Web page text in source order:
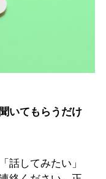
いてもらうだけ
話してみたい」